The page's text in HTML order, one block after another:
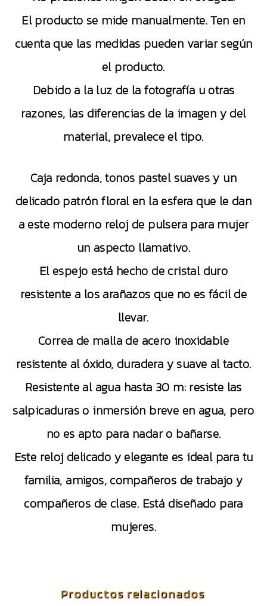
El producto se mide manualmente. Ten en
cuenta que las medidas pueden variar según
el producto.
Debido a la luz de la fotografía u otras
razones, las diferencias de la imagen y del
material, prevalece el tipo.
Caja redonda, tonos pastel suaves y un
delicado patrón floral en la esfera que le dan
a este moderno reloj de pulsera para mujer
un aspecto llamativo.
El espejo está hecho de cristal duro
resistente a los arañazos que no es fácil de
llevar.
Correa de malla de acero inoxidable
resistente al óxido, duradera y suave al tacto.
Resistente al agua hasta 30 m: resiste las
salpicaduras o inmersión breve en agua, pero
no es apto para nadar o bañarse.
Este reloj delicado y elegante es ideal para tu
familia, amigos, compañeros de trabajo y
compañeros de clase. Está diseñado para
mujeres.
Productos relacionados